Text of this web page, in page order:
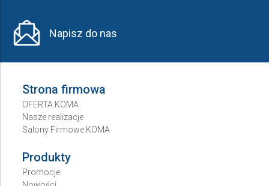
Napisz do nas
Strona firmowa
OFERTA KOMA
Nasze realizacje
Salony Firmowe KOMA
Produkty
Promocje